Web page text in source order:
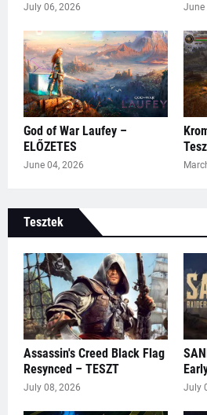
July 06, 2026 June
God of War Laufey –
ELŐZETES
June 04, 2026
Tesztek
Assassin's Creed Black Flag
Resynced – TESZT
July 08, 2026 July